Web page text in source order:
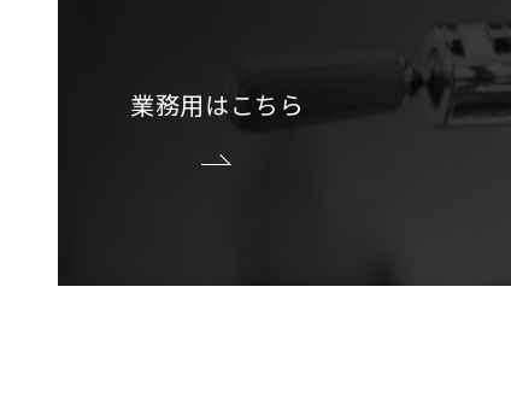
業務用はこちら